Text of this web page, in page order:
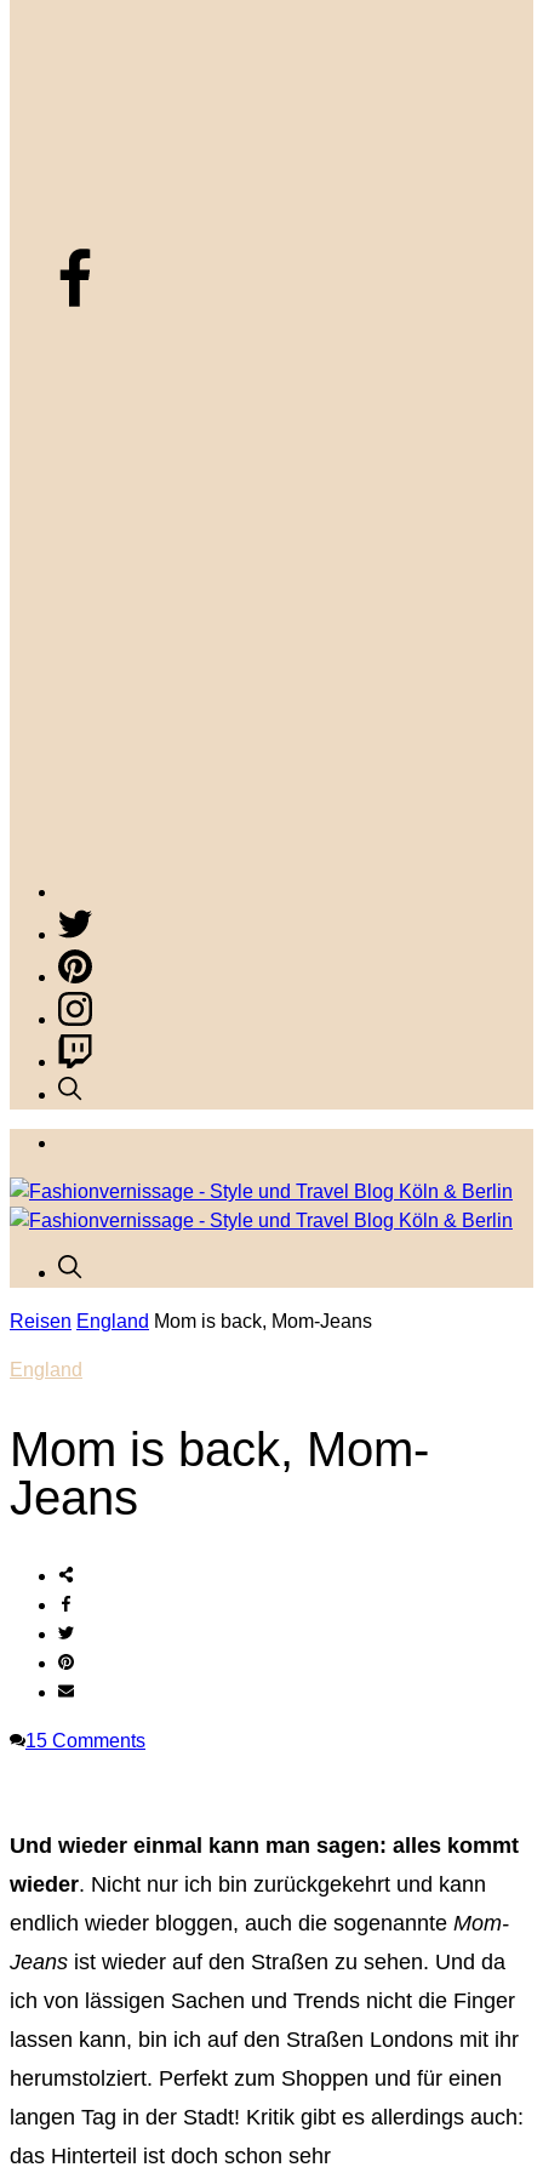
Reisen England Mom is back, Mom-Jeans
England
Mom is back, Mom-
Jeans
15 Comments
Und wieder einmal kann man sagen: alles kommt
wieder. Nicht nur ich bin zurückgekehrt und kann
endlich wieder bloggen, auch die sogenannte Mom-
Jeans ist wieder auf den Straßen zu sehen. Und da
ich von lässigen Sachen und Trends nicht die Finger
lassen kann, bin ich auf den Straßen Londons mit ihr
herumstolziert. Perfekt zum Shoppen und für einen
langen Tag in der Stadt! Kritik gibt es allerdings auch:
das Hinterteil ist doch schon sehr